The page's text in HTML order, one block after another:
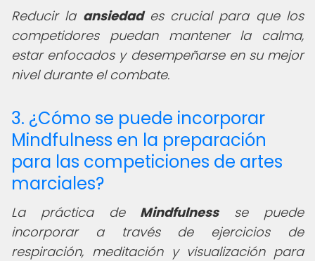
Reducir la ansiedades crucial para que los
competidores puedan mantener la calma,
estar enfocados y desempeñarse en su mejor
nivel durante el combate.
3. ¿Cómo se puede incorporar
Mindfulness en la preparación
para las competiciones de artes
marciales?
La práctica de Mindfulnessse puede
incorporar a través de ejercicios de
respiración, meditación y visualización para